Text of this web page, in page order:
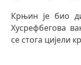
Крњин је био
Хусрефбегова
се стога цијели